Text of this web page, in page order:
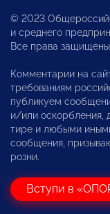
© 2023
и среднего
Все права
Комментарии на
требованиям
публикуем
и/или оскорбления,
тире и любыми
сообщения,
розни.
Вступи в